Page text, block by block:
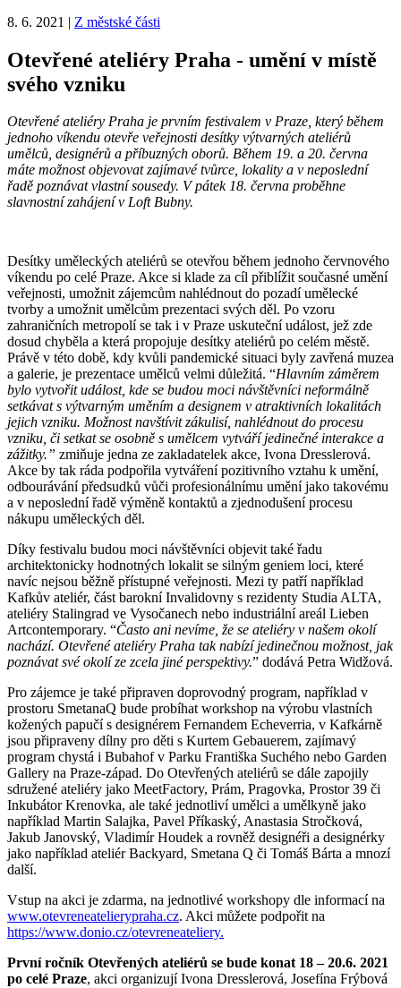
8. 6. 2021 | Z městské části
Otevřené ateliéry Praha - umění v místě
svého vzniku
Otevřené ateliéry Praha je prvním festivalem v Praze, který během
jednoho víkendu otevře veřejnosti desítky výtvarných ateliérů
umělců, designérů a příbuzných oborů. Během 19. a 20. června
máte možnost objevovat zajímavé tvůrce, lokality a v neposlední
řadě poznávat vlastní sousedy. V pátek 18. června proběhne
slavnostní zahájení v Loft Bubny.
Desítky uměleckých ateliérů se otevřou během jednoho červnového
víkendu po celé Praze. Akce si klade za cíl přiblížit současné umění
veřejnosti, umožnit zájemcům nahlédnout do pozadí umělecké
tvorby a umožnit umělcům prezentaci svých děl. Po vzoru
zahraničních metropolí se tak i v Praze uskuteční událost, jež zde
dosud chyběla a která propojuje desítky ateliérů po celém městě.
Právě v této době, kdy kvůli pandemické situaci byly zavřená muzea
a galerie, je prezentace umělců velmi důležitá. “Hlavním záměrem
bylo vytvořit událost, kde se budou moci návštěvníci neformálně
setkávat s výtvarným uměním a designem v atraktivních lokalitách
jejich vzniku. Možnost navštívit zákulisí, nahlédnout do procesu
vzniku, či setkat se osobně s umělcem vytváří jedinečné interakce a
zážitky.” zmiňuje jedna ze zakladatelek akce, Ivona Dresslerová.
Akce by tak ráda podpořila vytváření pozitivního vztahu k umění,
odbourávání předsudků vůči profesionálnímu umění jako takovému
a v neposlední řadě výměně kontaktů a zjednodušení procesu
nákupu uměleckých děl.
Díky festivalu budou moci návštěvníci objevit také řadu
architektonicky hodnotných lokalit se silným geniem loci, které
navíc nejsou běžně přístupné veřejnosti. Mezi ty patří například
Kafkův ateliér, část barokní Invalidovny s rezidenty Studia ALTA,
ateliéry Stalingrad ve Vysočanech nebo industriální areál Lieben
Artcontemporary. “Často ani nevíme, že se ateliéry v našem okolí
nachází. Otevřené ateliéry Praha tak nabízí jedinečnou možnost, jak
poznávat své okolí ze zcela jiné perspektivy.” dodává Petra Widžová.
Pro zájemce je také připraven doprovodný program, například v
prostoru SmetanaQ bude probíhat workshop na výrobu vlastních
kožených papučí s designérem Fernandem Echeverria, v Kafkárně
jsou připraveny dílny pro děti s Kurtem Gebauerem, zajímavý
program chystá i Bubahof v Parku Františka Suchého nebo Garden
Gallery na Praze-západ. Do Otevřených ateliérů se dále zapojily
sdružené ateliéry jako MeetFactory, Prám, Pragovka, Prostor 39 či
Inkubátor Krenovka, ale také jednotliví umělci a umělkyně jako
například Martin Salajka, Pavel Příkaský, Anastasia Stročková,
Jakub Janovský, Vladimír Houdek a rovněž designéři a designérky
jako například ateliér Backyard, Smetana Q či Tomáš Bárta a mnozí
další.
Vstup na akci je zdarma, na jednotlivé workshopy dle informací na
www.otevreneatelierypraha.cz. Akci můžete podpořit na
https://www.donio.cz/otevreneateliery.
První ročník Otevřených ateliérů se bude konat 18 – 20.6. 2021
po celé Praze, akci organizují Ivona Dresslerová, Josefína Frýbová